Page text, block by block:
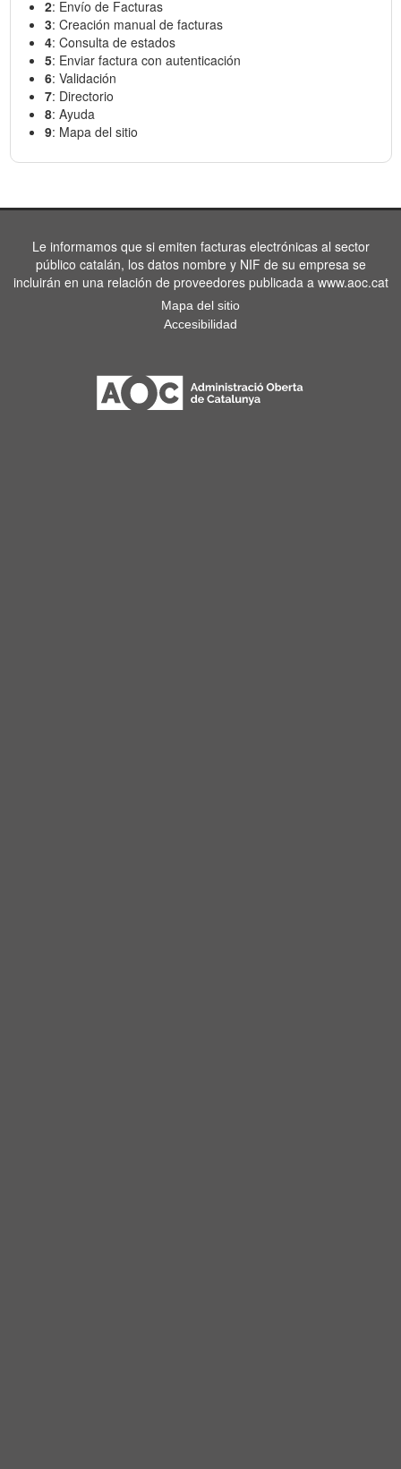
2: Envío de Facturas
3: Creación manual de facturas
4: Consulta de estados
5: Enviar factura con autenticación
6: Validación
7: Directorio
8: Ayuda
9: Mapa del sitio
Le informamos que si emiten facturas electrónicas al sector
público catalán, los datos nombre y NIF de su empresa se
incluirán en una relación de proveedores publicada a www.aoc.cat
Mapa del sitio
Accesibilidad